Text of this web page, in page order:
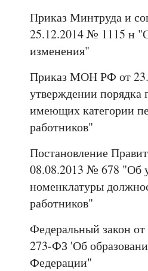
Приказ Минтруда и
25.12.2014 № 1115 н
изменения"
Приказ МОН РФ от
утверждении
имеющих категории
работников"
Постановление
08.08.2013 № 678 "Об
номенклатуры
работников"
Федеральный закон
273-ФЗ 'Об
Федерации"